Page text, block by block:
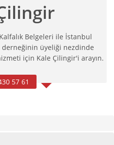
Kalfalık Belgeleri ile İstanbul
üyeliği nezdinde
için Kale Çilingir'i arayın.
57 61